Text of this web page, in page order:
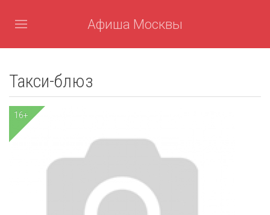
Афиша Москвы
Такси-блюз
16+